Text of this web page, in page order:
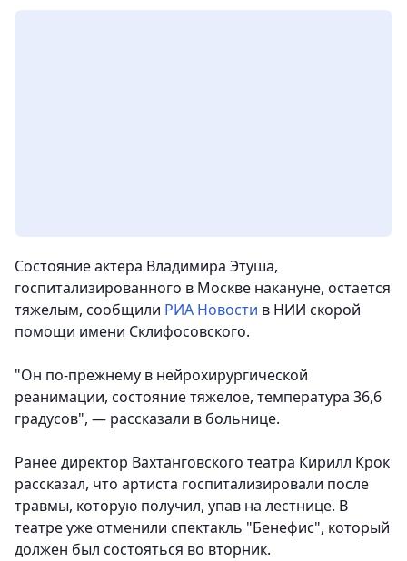
Состояние актера Владимира Этуша,
госпитализированного в Москве накануне, остается
тяжелым, сообщили РИА Новости в НИИ скорой
помощи имени Склифосовского.
"Он по-прежнему в нейрохирургической
реанимации, состояние тяжелое, температура 36,6
градусов", — рассказали в больнице.
Ранее директор Вахтанговского театра Кирилл Крок
рассказал, что артиста госпитализировали после
травмы, которую получил, упав на лестнице. В
театре уже отменили спектакль "Бенефис", который
должен был состояться во вторник.